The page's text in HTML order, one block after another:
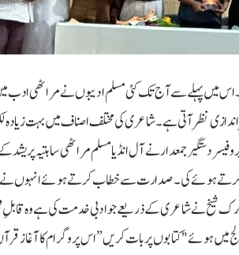
اس میں پہلے سے آج تک کئی مسلم ادیبوں نے مراٹھی ادب
نظر آتی ہے۔ شاعری کی مختلف اصناف میں بہت زیادہ
دستگیر جمعدار نے آل انڈیا مسلم مراٹھی ساہتیہ پریشد
کرتے ہوئے کی۔ صدارت سے خطاب کرتے ہوئے انہوں نے
شیخ نے شاعری کے ذریعے جو ادبی خدمت کی ہے وہ
میں ہوئے "کتابوں پر بات کریں” اس پروگرام کا آغاز